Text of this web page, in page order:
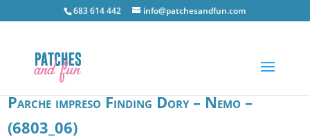
683 614 442 info@patchesandfun.com
Parche impreso Finding Dory – Nemo –
(6803_06)